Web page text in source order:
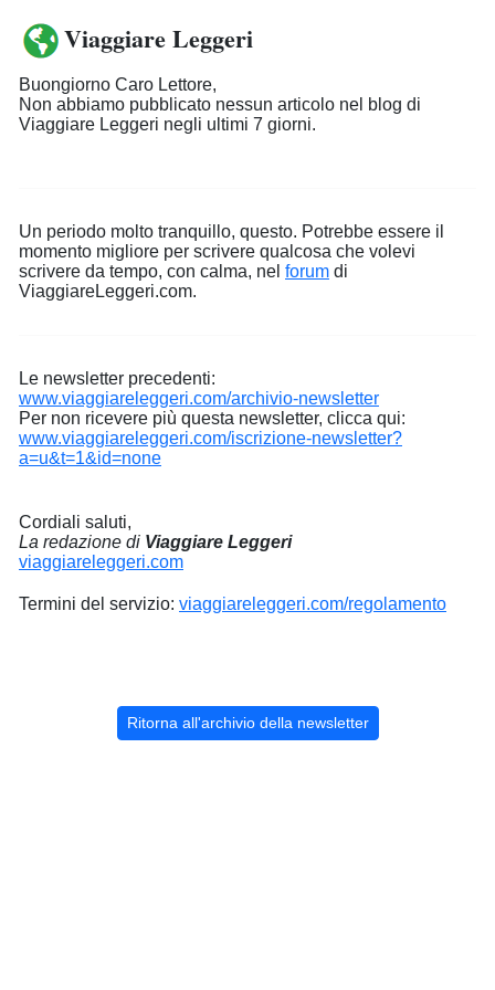
Viaggiare Leggeri
Buongiorno Caro Lettore,
Non abbiamo pubblicato nessun articolo nel blog di
Viaggiare Leggeri negli ultimi 7 giorni.
Un periodo molto tranquillo, questo. Potrebbe essere il
momento migliore per scrivere qualcosa che volevi
scrivere da tempo, con calma, nel forum di
ViaggiareLeggeri.com.
Le newsletter precedenti:
www.viaggiareleggeri.com/archivio-newsletter
Per non ricevere più questa newsletter, clicca qui:
www.viaggiareleggeri.com/iscrizione-newsletter?
a=u&t=1&id=none
Cordiali saluti,
La redazione di Viaggiare Leggeri
viaggiareleggeri.com
Termini del servizio: viaggiareleggeri.com/regolamento
Ritorna all'archivio della newsletter